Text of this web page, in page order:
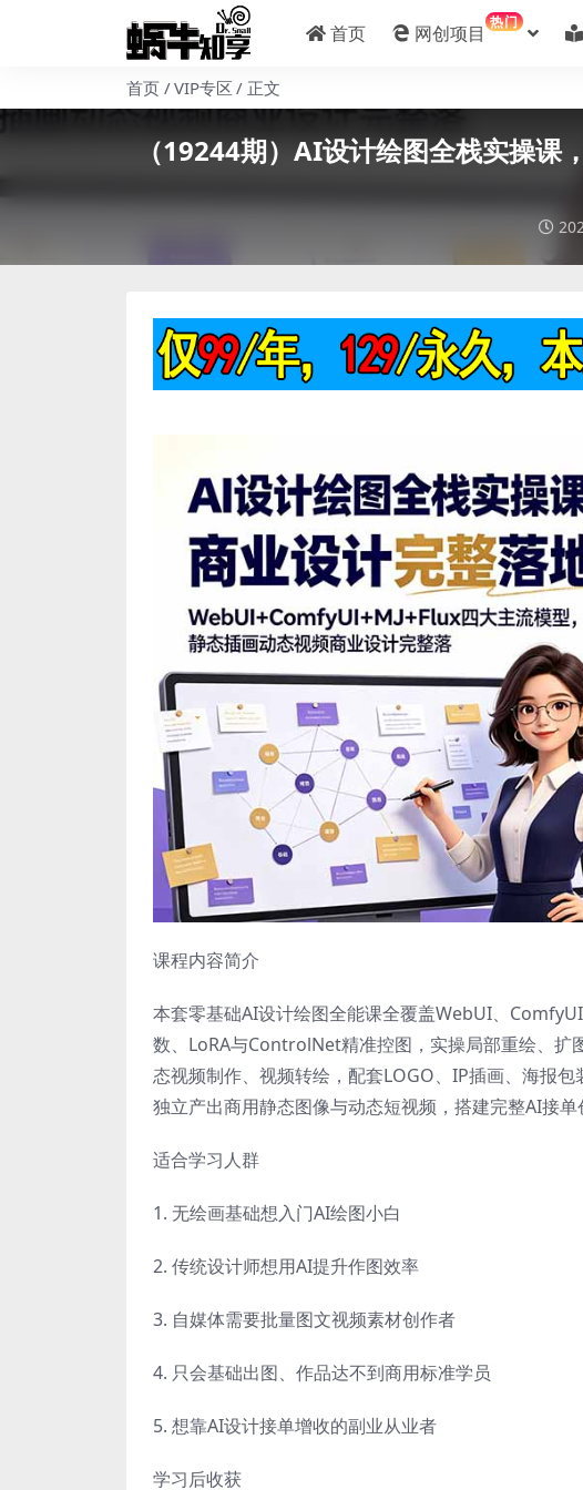
首页 网创项目 热门
首页 VIP专区 正文
（19244期）AI设计绘图全栈实操
课程内容简介
本套零基础AI设计绘图全能课全覆盖WebUI、
数、LoRA与ControlNet精准控图，实操局部重绘、
态视频制作、视频转绘，配套LOGO、IP插画、海报
独立产出商用静态图像与动态短视频，搭建完整AI接单
适合学习人群
1. 无绘画基础想入门AI绘图小白
2. 传统设计师想用AI提升作图效率
3. 自媒体需要批量图文视频素材创作者
4. 只会基础出图、作品达不到商用标准学员
5. 想靠AI设计接单增收的副业从业者
学习后收获